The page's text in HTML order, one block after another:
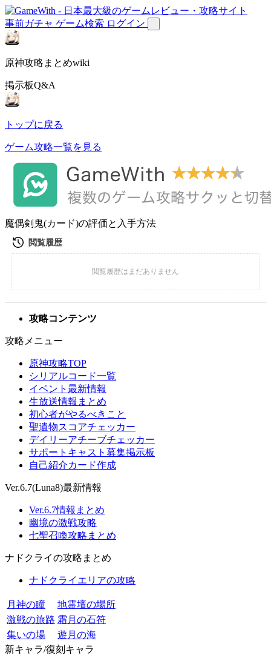
事前ガチャ ゲーム検索 ログイン
原神攻略まとめwiki
掲示板Q&A
トップに戻る
ゲーム攻略一覧を見る
魔偶剣鬼(カード)の評価と入手方法
攻略コンテンツ
攻略メニュー
原神攻略TOP
シリアルコード一覧
イベント最新情報
生放送情報まとめ
初心者がやるべきこと
聖遺物スコアチェッカー
デイリーアチーブチェッカー
サポートキャスト募集掲示板
自己紹介カード作成
Ver.6.7(Luna8)最新情報
Ver.6.7情報まとめ
幽境の激戦攻略
七聖召喚攻略まとめ
ナドクライの攻略まとめ
ナドクライエリアの攻略
月神の瞳
地霊壇の場所
激戦の旅路 霜月の石符
集いの場
遊月の海
新キャラ/復刻キャラ